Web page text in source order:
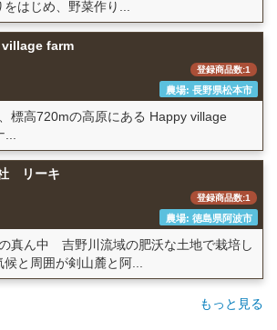
はじめ、野菜作り...
farm
登録商品数:1
農場: 長野県松本市
標高720mの高原にある Happy village
リーキ
登録商品数:1
農場: 徳島県阿波市
真ん中 吉野川流域の肥沃な土地で栽培し
と周囲が剣山麓と阿...
もっと見る